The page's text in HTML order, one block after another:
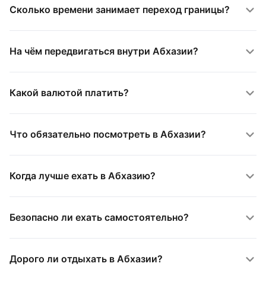
Сколько времени занимает переход границы?
На чём передвигаться внутри Абхазии?
Какой валютой платить?
Что обязательно посмотреть в Абхазии?
Когда лучше ехать в Абхазию?
Безопасно ли ехать самостоятельно?
Дорого ли отдыхать в Абхазии?